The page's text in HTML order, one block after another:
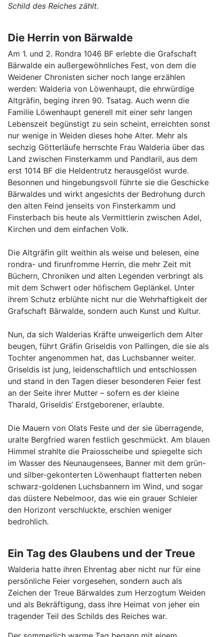
Schild des Reiches zählt.
Die Herrin von Bärwalde
Am 1. und 2. Rondra 1046 BF erlebte die Grafschaft
Bärwalde ein außergewöhnliches Fest, von dem die
Weidener Chronisten sicher noch lange erzählen
werden: Walderia von Löwenhaupt, die ehrwürdige
Altgräfin, beging ihren 90. Tsatag. Auch wenn die
Familie Löwenhaupt generell mit einer sehr langen
Lebenszeit begünstigt zu sein scheint, erreichten sonst
nur wenige in Weiden dieses hohe Alter. Mehr als
sechzig Götterläufe herrschte Frau Walderia über das
Land zwischen Finsterkamm und Pandlaril, aus dem
erst 1014 BF die Heldentrutz herausgelöst wurde.
Besonnen und hingebungsvoll führte sie die Geschicke
Bärwaldes und wirkt angesichts der Bedrohung durch
den alten Feind jenseits von Finsterkamm und
Finsterbach bis heute als Vermittlerin zwischen Adel,
Kirchen und dem einfachen Volk.
Die Altgräfin gilt weithin als weise und belesen, eine
rondra- und firunfromme Herrin, die mehr Zeit mit
Büchern, Chroniken und alten Legenden verbringt als
mit dem Schwert oder höfischem Geplänkel. Unter
ihrem Schutz erblühte nicht nur die Wehrhaftigkeit der
Grafschaft Bärwalde, sondern auch Kunst und Kultur.
Nun, da sich Walderias Kräfte unweigerlich dem Alter
beugen, führt Gräfin Griseldis von Pallingen, die sie als
Tochter angenommen hat, das Luchsbanner weiter.
Griseldis ist jung, leidenschaftlich und entschlossen
und stand in den Tagen dieser besonderen Feier fest
an der Seite ihrer Mutter – sofern es der kleine
Tharald, Griseldis’ Erstgeborener, erlaubte.
Die Mauern von Olats Feste und der sie überragende,
uralte Bergfried waren festlich geschmückt. Am blauen
Himmel strahlte die Praiosscheibe und spiegelte sich
im Wasser des Neunaugensees, Banner mit dem grün-
und silber-gekonterten Löwenhaupt flatterten neben
schwarz-goldenen Luchsbannern im Wind, und sogar
das düstere Nebelmoor, das wie ein grauer Schleier
den Horizont verschluckte, erschien weniger
bedrohlich.
Ein Tag des Glaubens und der Treue
Walderia hatte ihren Ehrentag aber nicht nur für eine
persönliche Feier vorgesehen, sondern auch als
Zeichen der Treue Bärwaldes zum Herzogtum Weiden
und als Bekräftigung, dass ihre Heimat von jeher ein
tragender Teil des Schilds des Reiches war.